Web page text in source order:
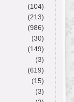
(104)
(213)
(986)
(30)
(149)
(3)
(619)
(15)
(3)